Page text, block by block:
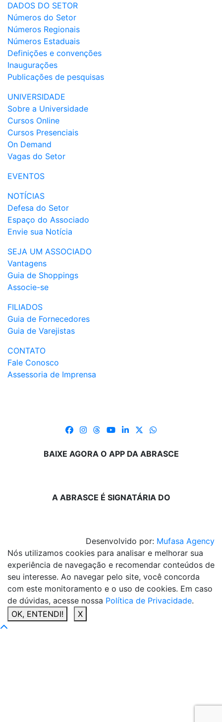
DADOS DO SETOR
Números do Setor
Números Regionais
Números Estaduais
Definições e convenções
Inaugurações
Publicações de pesquisas
UNIVERSIDADE
Sobre a Universidade
Cursos Online
Cursos Presenciais
On Demand
Vagas do Setor
EVENTOS
NOTÍCIAS
Defesa do Setor
Espaço do Associado
Envie sua Notícia
SEJA UM ASSOCIADO
Vantagens
Guia de Shoppings
Associe-se
FILIADOS
Guia de Fornecedores
Guia de Varejistas
CONTATO
Fale Conosco
Assessoria de Imprensa
BAIXE AGORA O APP DA ABRASCE
A ABRASCE É SIGNATÁRIA DO
Desenvolvido por: Mufasa Agency
Nós utilizamos cookies para analisar e melhorar sua
experiência de navegação e recomendar conteúdos de
seu interesse. Ao navegar pelo site, você concorda
com este monitoramento e o uso de cookies. Em caso
de dúvidas, acesse nossa Política de Privacidade.
OK, ENTENDI!
X